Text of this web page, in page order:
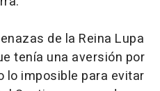
de la Reina Lupa
tenía una aversión por
lo imposible para evitar